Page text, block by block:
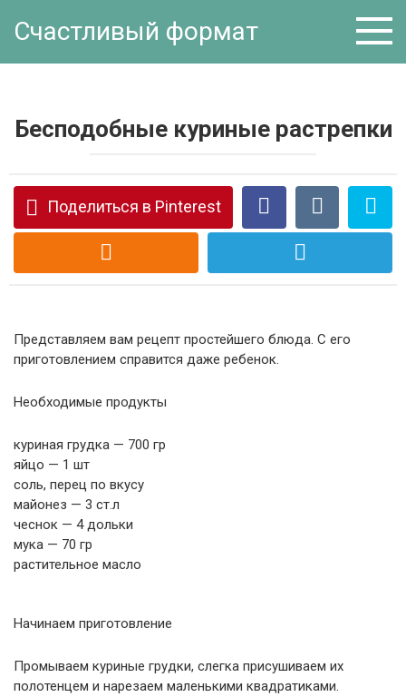
Счастливый формат
Бесподобные куриные растрепки
Поделиться в Pinterest
Представляем вам рецепт простейшего блюда. С его
приготовлением справится даже ребенок.
Необходимые продукты
куриная грудка — 700 гр
яйцо — 1 шт
соль, перец по вкусу
майонез — 3 ст.л
чеснок — 4 дольки
мука — 70 гр
растительное масло
Начинаем приготовление
Промываем куриные грудки, слегка присушиваем их
полотенцем и нарезаем маленькими квадратиками.